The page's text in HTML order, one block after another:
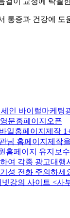
통증과 건강에 도
인 바이럴마케팅
문홈페이지오픈
일홈페이지제작
님 홈페이지제작
홈페이지 유지보
여 각종 광고대
성 전화 주의하세
강의 사이트 <사